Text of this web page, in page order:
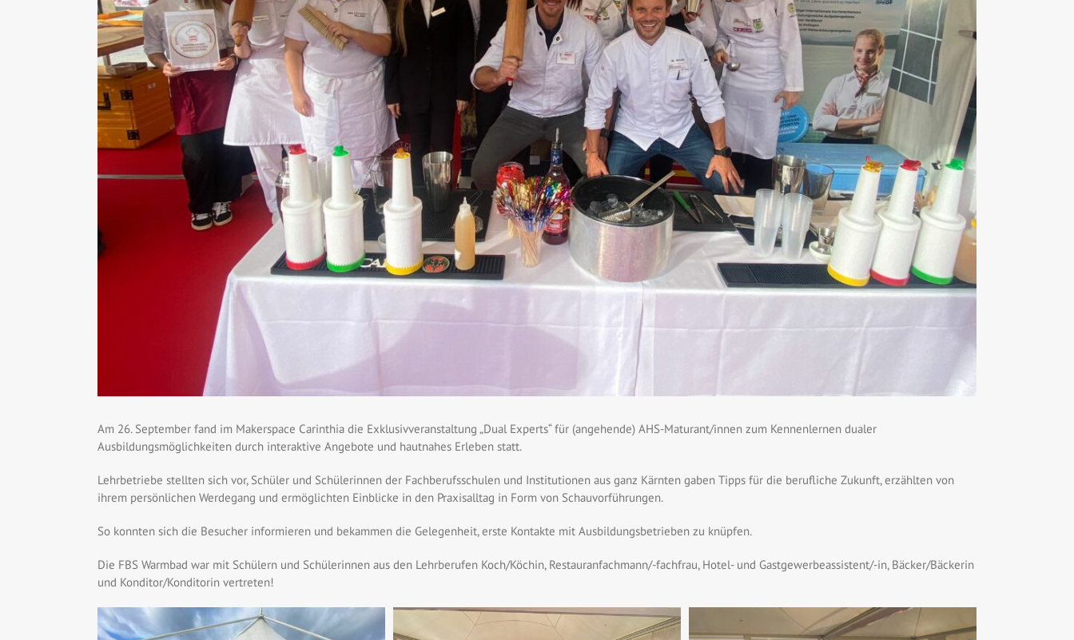
Am 26. September fand im Makerspace Carinthia die Exklusivveranstaltung „Dual Experts“ für (angehende) AHS-Maturant/innen zum Kennenlernen dualer
Ausbildungsmöglichkeiten durch interaktive Angebote und hautnahes Erleben statt.
Lehrbetriebe stellten sich vor, Schüler und Schülerinnen der Fachberufsschulen und Institutionen aus ganz Kärnten gaben Tipps für die berufliche Zukunft, erzählten von
ihrem persönlichen Werdegang und ermöglichten Einblicke in den Praxisalltag in Form von Schauvorführungen.
So konnten sich die Besucher informieren und bekammen die Gelegenheit, erste Kontakte mit Ausbildungsbetrieben zu knüpfen.
Die FBS Warmbad war mit Schülern und Schülerinnen aus den Lehrberufen Koch/Köchin, Restauranfachmann/-fachfrau, Hotel- und Gastgewerbeassistent/-in, Bäcker/Bäckerin
und Konditor/Konditorin vertreten!